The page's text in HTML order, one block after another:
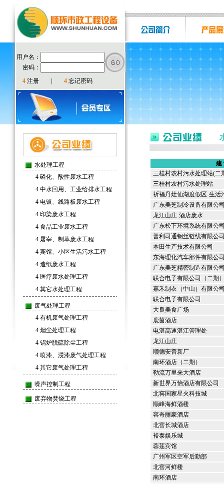
用户名：
密码：
4 注册 4 忘记密码
水处理工程
4 磷化、酸性废水工程
4 中水回用、工业给排水工程
4 电镀、线路板废水工程
4 印染废水工程
4 食品工业废水工程
4 屠宰、制革废水工程
4 宾馆、小区生活污水工程
4 造纸废水工程
4 医疗废水处理工程
4 其它水处理工程
废气处理工程
4 有机废气处理工程
4 烟尘处理工程
4 锅炉脱硫除尘工程
4 喷漆、浸漆废气处理工程
4 其它废气处理工程
噪声控制工程
废弃物焚烧工程
建
三桂村农村污水处理站(二
三桂村农村污水处理站
祈福丹灶仙湖度假区-生活
广东美芝制冷设备有限公
龙江山庄-酒店废水
广东松下环境系统有限公
普利司通钢丝链线有限公
本田生产技术有限公司
东海理化汽车部件有限公
广东美芝精密制造有限公
联合电子有限公司（二期
嘉禾制衣（中山）有限公
联合电子有限公司
大良美食广场
鹿茵酒店
电湛高速湛江管理处
龙江山庄
顺德安普新厂
南环酒店（二期）
勒流万里来大酒店
新世界万怡酒店有限公司
北窖国家星火科技城
顺峰海鲜酒楼
容奇丽豪酒店
北窖长城酒店
裕泰娱乐城
蓉莲宾馆
广州军区空军后勤部
北窖河鲜楼
南环酒店